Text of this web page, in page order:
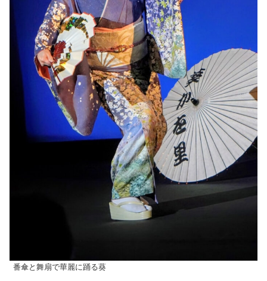
番傘と舞扇で華麗に踊る葵